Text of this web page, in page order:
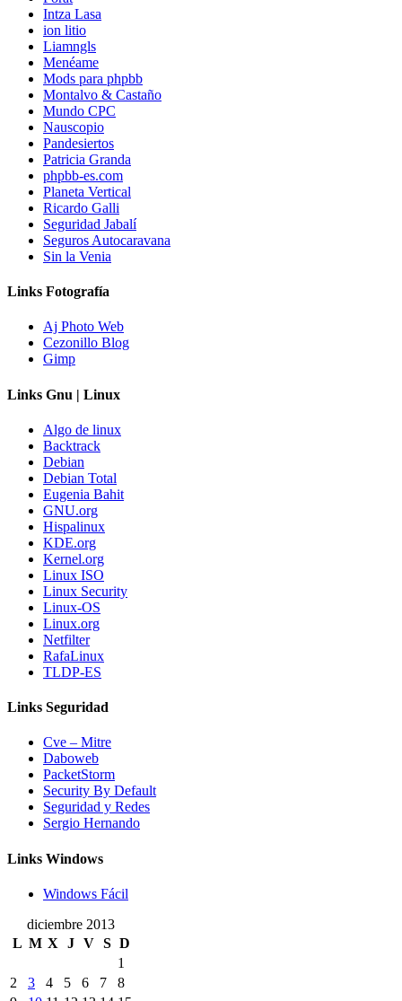
Intza Lasa
ion litio
Liamngls
Menéame
Mods para phpbb
Montalvo & Castaño
Mundo CPC
Nauscopio
Pandesiertos
Patricia Granda
phpbb-es.com
Planeta Vertical
Ricardo Galli
Seguridad Jabalí
Seguros Autocaravana
Sin la Venia
Links Fotografía
Aj Photo Web
Cezonillo Blog
Gimp
Links Gnu | Linux
Algo de linux
Backtrack
Debian
Debian Total
Eugenia Bahit
GNU.org
Hispalinux
KDE.org
Kernel.org
Linux ISO
Linux Security
Linux-OS
Linux.org
Netfilter
RafaLinux
TLDP-ES
Links Seguridad
Cve – Mitre
Daboweb
PacketStorm
Security By Default
Seguridad y Redes
Sergio Hernando
Links Windows
Windows Fácil
diciembre 2013
L M X J V S D
1
2
3 4 5 6 7
8